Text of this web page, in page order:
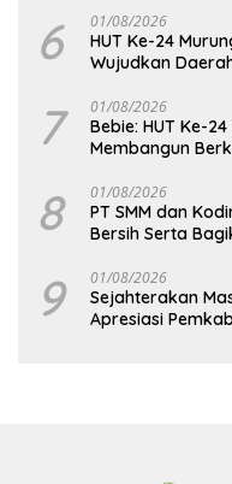
6 01/08/2026
HUT Ke-24
Wujudkan
7 01/08/2026
Bebie: HUT Ke-
Membangun
8 01/08/2026
PT SMM dan
Bersih Serta
9 01/08/2026
Sejahterakan
Apresiasi